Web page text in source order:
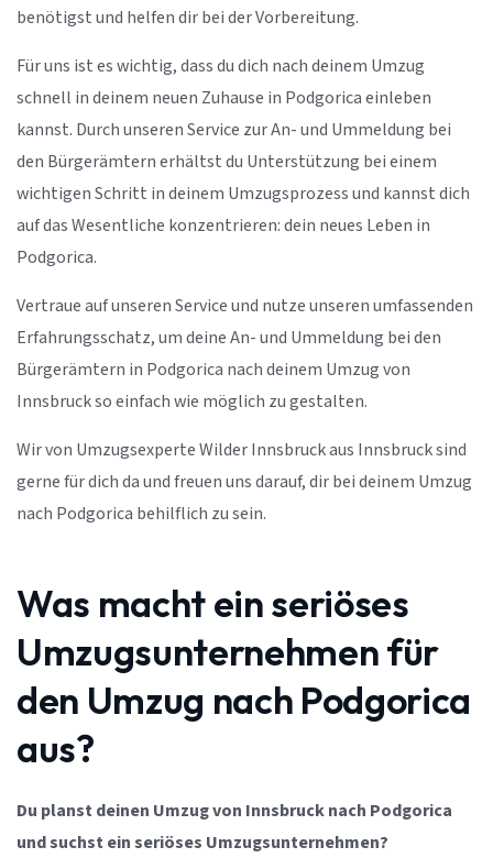
benötigst und helfen dir bei der Vorbereitung.
Für uns ist es wichtig, dass du dich nach deinem Umzug
schnell in deinem neuen Zuhause in Podgorica einleben
kannst. Durch unseren Service zur An- und Ummeldung bei
den Bürgerämtern erhältst du Unterstützung bei einem
wichtigen Schritt in deinem Umzugsprozess und kannst dich
auf das Wesentliche konzentrieren: dein neues Leben in
Podgorica.
Vertraue auf unseren Service und nutze unseren umfassenden
Erfahrungsschatz, um deine An- und Ummeldung bei den
Bürgerämtern in Podgorica nach deinem Umzug von
Innsbruck so einfach wie möglich zu gestalten.
Wir von Umzugsexperte Wilder Innsbruck aus Innsbruck sind
gerne für dich da und freuen uns darauf, dir bei deinem Umzug
nach Podgorica behilflich zu sein.
Was macht ein seriöses
Umzugsunternehmen für
den Umzug nach Podgorica
aus?
Du planst deinen Umzug von Innsbruck nach Podgorica
und suchst ein seriöses Umzugsunternehmen?